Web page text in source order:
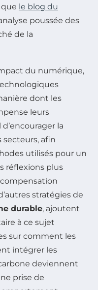
le blog du
poussée des
de la
du numérique,
dont les
leurs
la
afin
utilisés pour un
réflexions plus
stratégies de
durable, ajoutent
à ce sujet
sur comment les
intégrer les
deviennent
prise de